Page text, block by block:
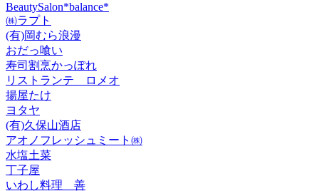
BeautySalon*balance*
㈱ラプト
(有)岡むら浪漫
おだっ喰い
寿司割烹かっぽれ
リストランテ ロメオ
揚屋たけ
ヨタヤ
(有)久保山酒店
アオノフレッシュミート㈱
水塩土菜
丁子屋
いわし料理 善